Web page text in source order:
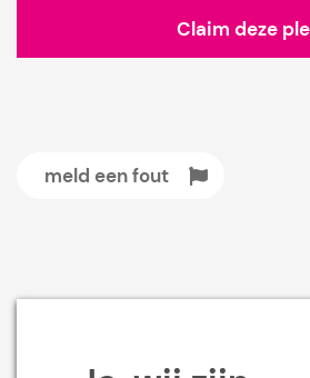
Claim deze
meld een fout